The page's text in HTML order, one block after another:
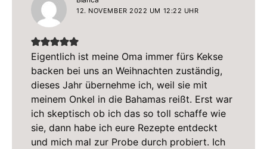
12. NOVEMBER 2022 UM 12:22 UHR
Eigentlich ist meine Oma immer fürs Kekse
backen bei uns an Weihnachten zuständig,
dieses Jahr übernehme ich, weil sie mit
meinem Onkel in die Bahamas reißt. Erst war
ich skeptisch ob ich das so toll schaffe wie
sie, dann habe ich eure Rezepte entdeckt
und mich mal zur Probe durch probiert. Ich